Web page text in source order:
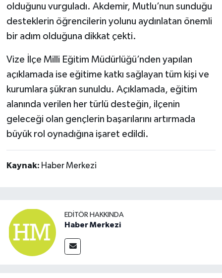
olduğunu vurguladı. Akdemir, Mutlu’nun sunduğu
desteklerin öğrencilerin yolunu aydınlatan önemli
bir adım olduğuna dikkat çekti.
Vize İlçe Milli Eğitim Müdürlüğü’nden yapılan
açıklamada ise eğitime katkı sağlayan tüm kişi ve
kurumlara şükran sunuldu. Açıklamada, eğitim
alanında verilen her türlü desteğin, ilçenin
geleceği olan gençlerin başarılarını artırmada
büyük rol oynadığına işaret edildi.
Kaynak: Haber Merkezi
EDITÖR HAKKINDA
Haber Merkezi